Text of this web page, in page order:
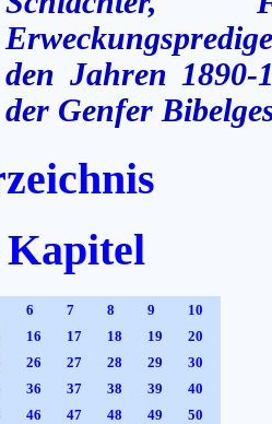
den Jahren 1890-
der Genfer
Kapitel
6 7 8 9
10
16 17 18 19
20
26 27 28 29
30
36 37 38 39
40
46 47 48 49
50